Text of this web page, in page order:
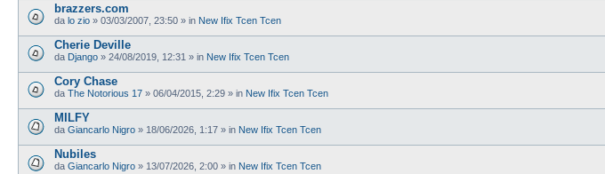
brazzers.com
da lo zio » 03/03/2007, 23:50 » in New Ifix Tcen Tcen
Cherie Deville
da Django » 24/08/2019, 12:31 » in New Ifix Tcen Tcen
Cory Chase
da The Notorious 17 » 06/04/2015, 2:29 » in New Ifix Tcen Tcen
MILFY
da Giancarlo Nigro » 18/06/2026, 1:17 » in New Ifix Tcen Tcen
Nubiles
da Giancarlo Nigro » 13/07/2026, 2:00 » in New Ifix Tcen Tcen